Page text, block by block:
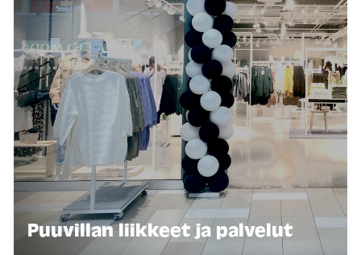
Puuvillan liikkeet ja palvelut